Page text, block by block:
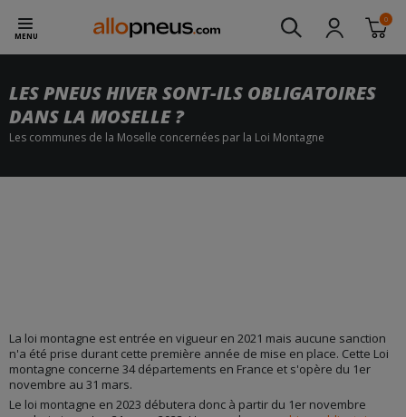
MENU
0
LES PNEUS HIVER SONT-ILS OBLIGATOIRES
DANS LA MOSELLE ?
Les communes de la Moselle concernées par la Loi Montagne
La loi montagne est entrée en vigueur en 2021 mais aucune sanction
n'a été prise durant cette première année de mise en place. Cette Loi
montagne concerne 34 départements en France et s'opère du 1er
novembre au 31 mars.
Le loi montagne en 2023 débutera donc à partir du 1er novembre